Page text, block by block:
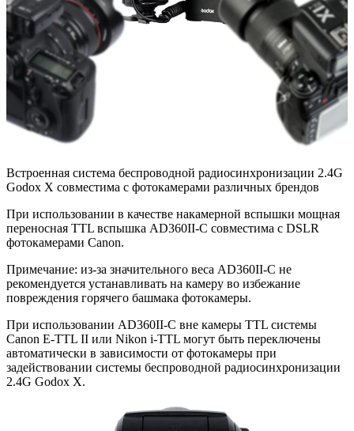
Встроенная система беспроводной радиосинхронизации 2.4G
Godox X совместима с фотокамерами различных брендов
При использовании в качестве накамерной вспышки мощная
переносная TTL вспышка AD360II-C совместима с DSLR
фотокамерами Canon.
Примечание: из-за значительного веса AD360II-C не
рекомендуется устанавливать на камеру во избежание
повреждения горячего башмака фотокамеры.
При использовании AD360II-C вне камеры TTL системы
Canon E-TTL II или Nikon i-TTL могут быть переключены
автоматически в зависимости от фотокамеры при
задействовании системы беспроводной радиосинхронизации
2.4G Godox X.